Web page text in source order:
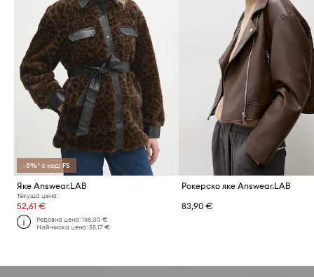
-5%* с код: FS
Яке Answear.LAB
Текуща цена:
52,61 €
Редовна цена:138,00 €
Най-ниска цена:55,17 €
Рокерско яке Answear.LAB
83,90 €